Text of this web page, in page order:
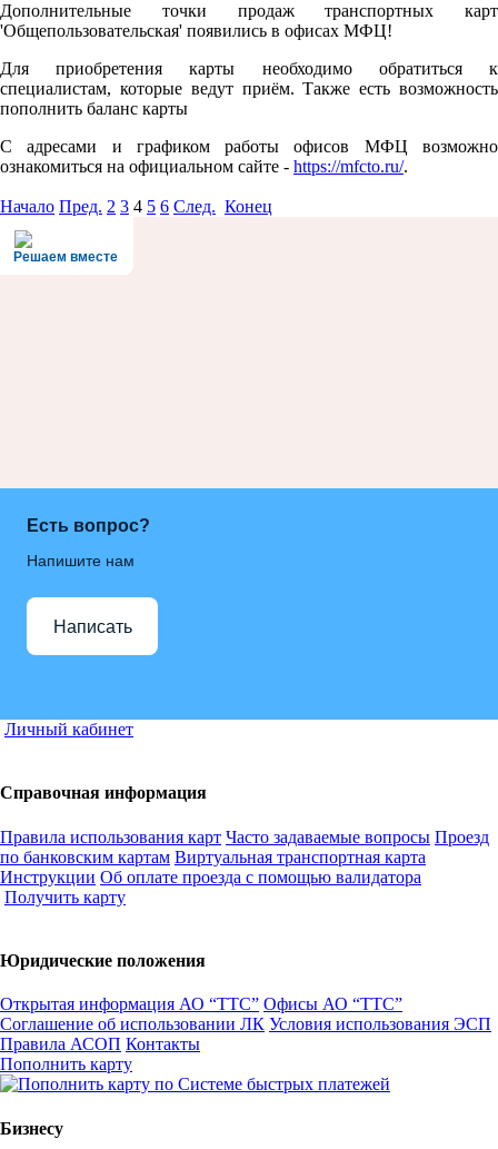
Дополнительные точки продаж транспортных карт
'Общепользовательская' появились в офисах МФЦ!
Для приобретения карты необходимо обратиться к
специалистам, которые ведут приём. Также есть возможность
пополнить баланс карты
С адресами и графиком работы офисов МФЦ возможно
ознакомиться на официальном сайте - https://mfcto.ru/.
Начало Пред. 2 3 4 5 6 След. Конец
Решаем вместе
Есть вопрос?
Напишите нам
Написать
Личный кабинет
Справочная информация
Правила использования карт Часто задаваемые вопросы Проезд
по банковским картам Виртуальная транспортная карта
Инструкции Об оплате проезда с помощью валидатора
Получить карту
Юридические положения
Открытая информация АО “ТТС” Офисы АО “ТТС”
Соглашение об использовании ЛК Условия использования ЭСП
Правила АСОП Контакты
Пополнить карту
Бизнесу